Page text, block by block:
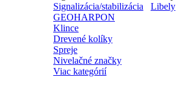
Signalizácia/stabilizácia
GEOHARPON
Klince
Drevené kolíky
Spreje
Nivelačné značky
Viac kategórií
Libely